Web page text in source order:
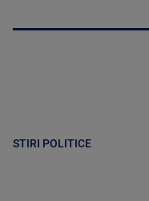
STIRI POLITICE